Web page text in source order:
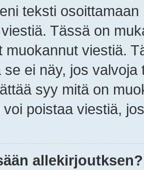
teksti
Tässä on
muokannut viestiä.
se ei näy, jos
syy mitä on
voi poistaa viestiä,
allekirjoutksen?